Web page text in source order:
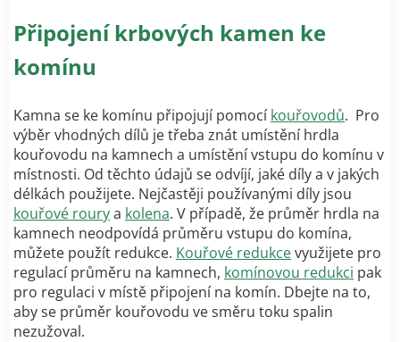
Připojení krbových kamen ke
komínu
Kamna se ke komínu připojují pomocí kouřovodů. Pro
výběr vhodných dílů je třeba znát umístění hrdla
kouřovodu na kamnech a umístění vstupu do komínu v
místnosti. Od těchto údajů se odvíjí, jaké díly a v jakých
délkách použijete. Nejčastěji používanými díly jsou
kouřové rourya kolena. V případě, že průměr hrdla na
kamnech neodpovídá průměru vstupu do komína,
můžete použít redukce. Kouřové redukcevyužijete pro
regulací průměru na kamnech, komínovou redukci pak
pro regulaci v místě připojení na komín. Dbejte na to,
aby se průměr kouřovodu ve směru toku spalin
nezužoval.